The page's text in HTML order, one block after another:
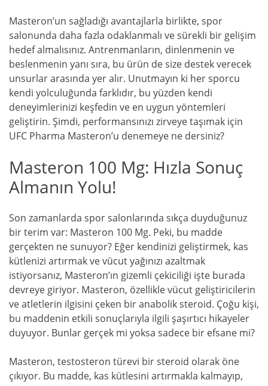
Masteron’un sağladığı avantajlarla birlikte, spor
salonunda daha fazla odaklanmalı ve sürekli bir gelişim
hedef almalısınız. Antrenmanların, dinlenmenin ve
beslenmenin yanı sıra, bu ürün de size destek verecek
unsurlar arasında yer alır. Unutmayın ki her sporcu
kendi yolculuğunda farklıdır, bu yüzden kendi
deneyimlerinizi keşfedin ve en uygun yöntemleri
geliştirin. Şimdi, performansınızı zirveye taşımak için
UFC Pharma Masteron’u denemeye ne dersiniz?
Masteron 100 Mg: Hızla Sonuç
Almanın Yolu!
Son zamanlarda spor salonlarında sıkça duyduğunuz
bir terim var: Masteron 100 Mg. Peki, bu madde
gerçekten ne sunuyor? Eğer kendinizi geliştirmek, kas
kütlenizi artırmak ve vücut yağınızı azaltmak
istiyorsanız, Masteron’ın gizemli çekiciliği işte burada
devreye giriyor. Masteron, özellikle vücut geliştiricilerin
ve atletlerin ilgisini çeken bir anabolik steroid. Çoğu kişi,
bu maddenin etkili sonuçlarıyla ilgili şaşırtıcı hikayeler
duyuyor. Bunlar gerçek mi yoksa sadece bir efsane mi?
Masteron, testosteron türevi bir steroid olarak öne
çıkıyor. Bu madde, kas kütlesini artırmakla kalmayıp,